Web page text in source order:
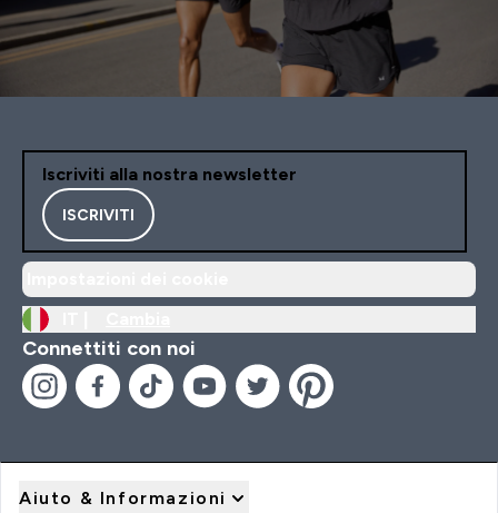
Iscriviti alla nostra newsletter
ISCRIVITI
Connettiti con noi
Aiuto & Informazioni